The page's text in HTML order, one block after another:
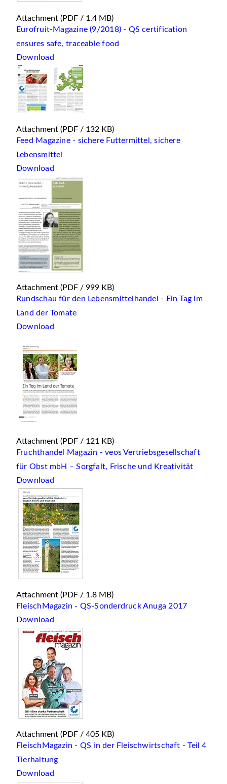
Attachment (PDF / 1.4 MB)
Eurofruit-Magazine (9/2018) - QS certification
ensures safe, traceable food
Download
Attachment (PDF / 132 KB)
Feed Magazine - sichere Futtermittel, sichere
Lebensmittel
Download
Attachment (PDF / 999 KB)
Rundschau für den Lebensmittelhandel - Ein Tag im
Land der Tomate
Download
Attachment (PDF / 121 KB)
Fruchthandel Magazin - veos Vertriebsgesellschaft
für Obst mbH – Sorgfalt, Frische und Kreativität
Download
Attachment (PDF / 1.8 MB)
FleischMagazin - QS-Sonderdruck Anuga 2017
Download
Attachment (PDF / 405 KB)
FleischMagazin - QS in der Fleischwirtschaft - Teil 4
Tierhaltung
Download